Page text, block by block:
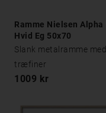
Ramme Nielsen Alpha
Hvid Eg 50x70
Slank metalramme med
træfiner
1009 kr